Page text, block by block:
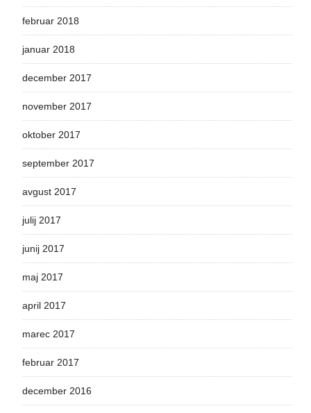
februar 2018
januar 2018
december 2017
november 2017
oktober 2017
september 2017
avgust 2017
julij 2017
junij 2017
maj 2017
april 2017
marec 2017
februar 2017
december 2016